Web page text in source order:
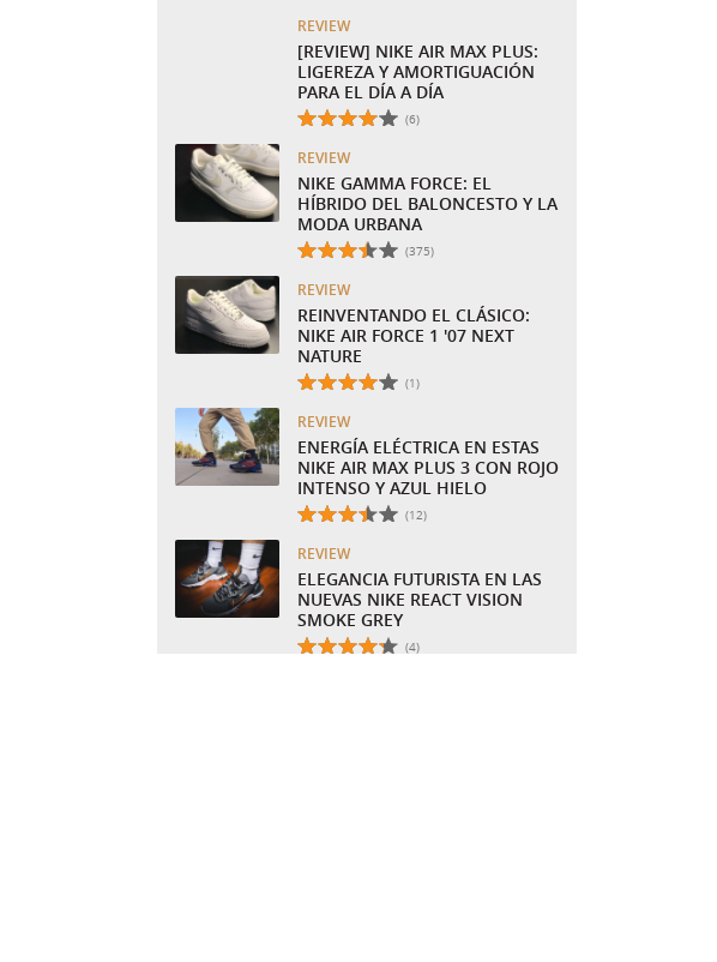
REVIEW
[REVIEW] NIKE AIR MAX PLUS:
LIGEREZA Y AMORTIGUACIÓN
PARA EL DÍA A DÍA
Número total de valoraciones:
(6)
REVIEW
NIKE GAMMA FORCE: EL
HÍBRIDO DEL BALONCESTO Y LA
MODA URBANA
Número total de valoraciones:
(375)
REVIEW
REINVENTANDO EL CLÁSICO:
NIKE AIR FORCE 1 '07 NEXT
NATURE
Número total de valoraciones:
(1)
REVIEW
ENERGÍA ELÉCTRICA EN ESTAS
NIKE AIR MAX PLUS 3 CON ROJO
INTENSO Y AZUL HIELO
Número total de valoraciones:
(12)
REVIEW
ELEGANCIA FUTURISTA EN LAS
NUEVAS NIKE REACT VISION
SMOKE GREY
Número total de valoraciones:
(4)